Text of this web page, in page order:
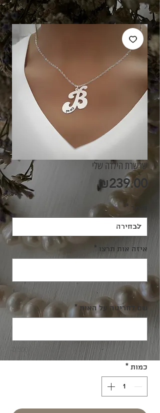
שרשרת הילדה שלי
₪239.00מחיר
*
איזה אות תרצו *
0/500
שם לחריטה על האות *
0/500
כמות *